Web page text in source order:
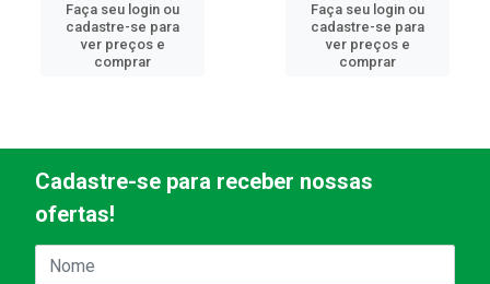
Faça seu login ou
cadastre-se para
ver preços e
comprar
Faça seu login ou
cadastre-se para
ver preços e
comprar
Cadastre-se para receber nossas
ofertas!